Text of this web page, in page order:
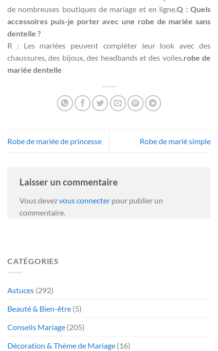
de nombreuses boutiques de mariage et en ligne.Q : Quels
accessoires puis-je porter avec une robe de mariée sans
dentelle ?
R : Les mariées peuvent compléter leur look avec des
chaussures, des bijoux, des headbands et des voiles.robe de
mariée dentelle
Robe de mariée de princesse Robe de marié simple
Laisser un commentaire
Vous devezvous connecter pour publier un
commentaire.
CATÉGORIES
Astuces (292)
Beauté & Bien-être (5)
Conseils Mariage (205)
Décoration & Thème de Mariage (16)